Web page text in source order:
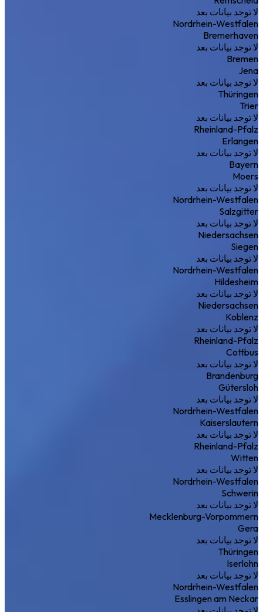
لا توجد بيانات بعد
Nordrhein-Westfalen
Bremerhaven
لا توجد بيانات بعد
Bremen
Jena
لا توجد بيانات بعد
Thüringen
Trier
لا توجد بيانات بعد
Rheinland-Pfalz
Erlangen
لا توجد بيانات بعد
Bayern
Moers
لا توجد بيانات بعد
Nordrhein-Westfalen
Salzgitter
لا توجد بيانات بعد
Niedersachsen
Siegen
لا توجد بيانات بعد
Nordrhein-Westfalen
Hildesheim
لا توجد بيانات بعد
Niedersachsen
Koblenz
لا توجد بيانات بعد
Rheinland-Pfalz
Cottbus
لا توجد بيانات بعد
Brandenburg
Gütersloh
لا توجد بيانات بعد
Nordrhein-Westfalen
Kaiserslautern
لا توجد بيانات بعد
Rheinland-Pfalz
Witten
لا توجد بيانات بعد
Nordrhein-Westfalen
Schwerin
لا توجد بيانات بعد
Mecklenburg-Vorpommern
Gera
لا توجد بيانات بعد
Thüringen
Iserlohn
لا توجد بيانات بعد
Nordrhein-Westfalen
Esslingen am Neckar